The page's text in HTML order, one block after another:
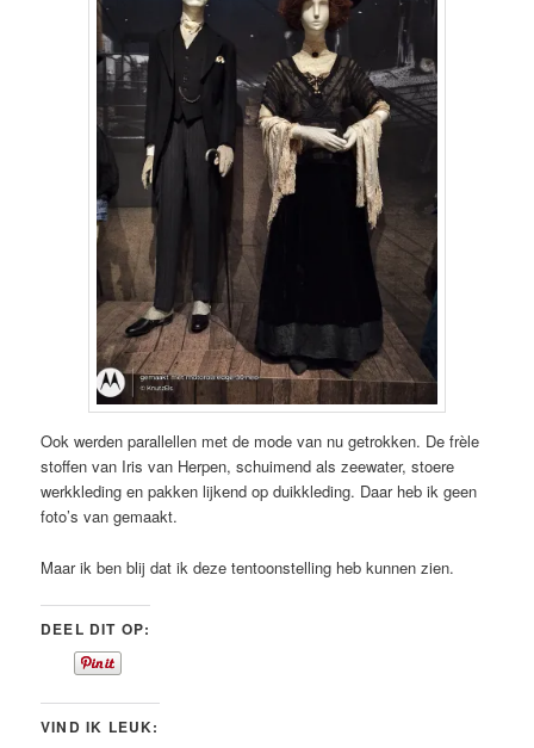
Ook werden parallellen met de mode van nu getrokken. De frèle
stoffen van Iris van Herpen, schuimend als zeewater, stoere
werkkleding en pakken lijkend op duikkleding. Daar heb ik geen
foto’s van gemaakt.
Maar ik ben blij dat ik deze tentoonstelling heb kunnen zien.
DEEL DIT OP:
VIND IK LEUK: